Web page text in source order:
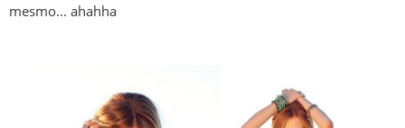
mesmo... ahahha